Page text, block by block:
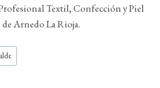
Textil, Confección y Piel
Arnedo La Rioja.